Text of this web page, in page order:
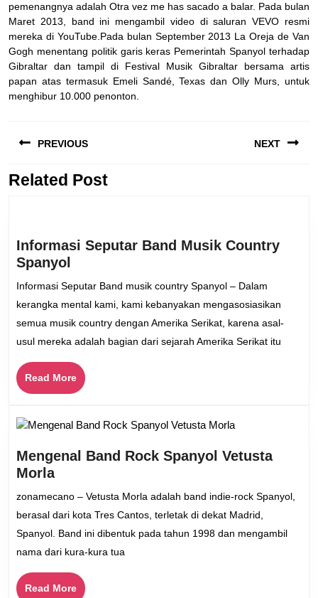
pemenangnya adalah Otra vez me has sacado a balar. Pada bulan
Maret 2013, band ini mengambil video di saluran VEVO resmi
mereka di YouTube.Pada bulan September 2013 La Oreja de Van
Gogh menentang politik garis keras Pemerintah Spanyol terhadap
Gibraltar dan tampil di Festival Musik Gibraltar bersama artis
papan atas termasuk Emeli Sandé, Texas dan Olly Murs, untuk
menghibur 10.000 penonton.
posPREVIOUS
Previous
NEXT
Related Post
Informasi Seputar Band Musik Country
Spanyol
Seputar
Band
Musik
Country
Spanyol
Informasi Seputar Band musik country Spanyol – Dalam
kerangka mental kami, kami kebanyakan mengasosiasikan
semua musik country dengan Amerika Serikat, karena asal-
usul mereka adalah bagian dari sejarah Amerika Serikat itu
Read MoreRead
More
Mengenal Band Rock Spanyol Vetusta
Morla
Band
Spanyol
Vetusta
Morla
zonamecano – Vetusta Morla adalah band indie-rock Spanyol,
berasal dari kota Tres Cantos, terletak di dekat Madrid,
Spanyol. Band ini dibentuk pada tahun 1998 dan mengambil
nama dari kura-kura tua
Read MoreRead